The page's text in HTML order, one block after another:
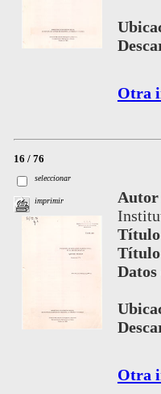
Otra
16 / 76
seleccionar
imprimir
Título
Datos
Otra